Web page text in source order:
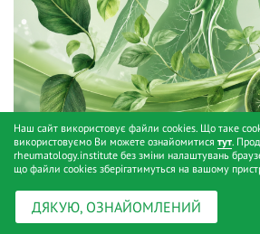
Час проти васкуліту: битва за
життя
Наш сайт використовує файли cookies. Що таке
використовуємо Ви можете ознайомитися тут.
rheumatology.institute без зміни налаштувань
що файли cookies зберігатимуться на вашому
ДЯКУЮ, ОЗНАЙОМЛЕНИЙ